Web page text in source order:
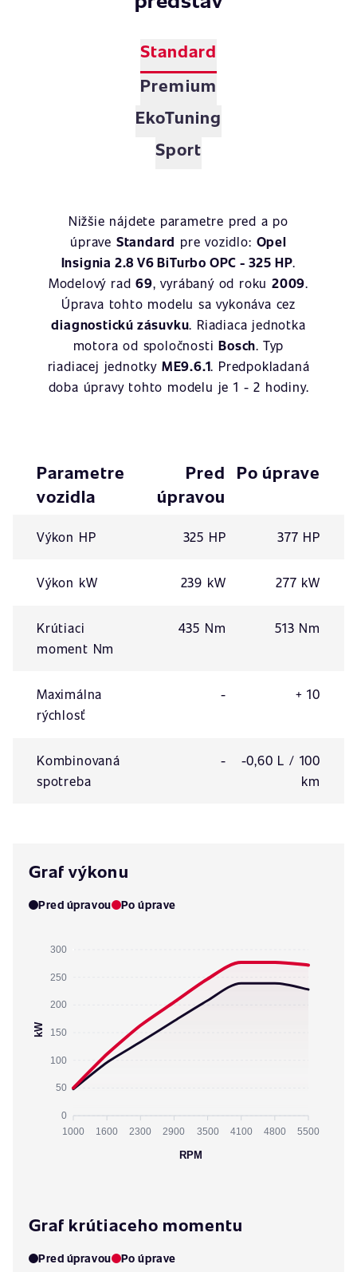
Standard
Premium
EkoTuning
Sport
Nižšie nájdete parametre pred a po
úprave Standard pre vozidlo: Opel
Insignia 2.8 V6 BiTurbo OPC - 325 HP.
Modelový rad69, vyrábaný od roku2009.
Úprava tohto modelu sa vykonáva cez
diagnostickú zásuvku. Riadiaca jednotka
motora od spoločnostiBosch. Typ
riadiacej jednotky ME9.6.1. Predpokladaná
doba úpravy tohto modelu je 1 - 2 hodiny.
Parametre
vozidla
Pred
úpravou
Po úprave
Výkon HP 325 HP 377 HP
Výkon kW 239 kW 277 kW
Krútiaci
moment Nm
435 Nm 513 Nm
Maximálna
rýchlosť
- + 10
Kombinovaná
spotreba
-
-0,60 L / 100
km
Graf výkonu
Pred úpravou Po úprave
300
250
200
150
100
50
0
kW
1000 1600 2300 2900 3500 4100 4800 5500
RPM
Graf krútiaceho momentu
Pred úpravou Po úprave